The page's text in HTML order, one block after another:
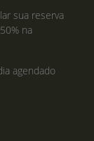
sua reserva
na
agendado